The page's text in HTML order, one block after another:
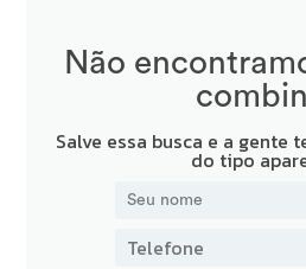
Não
Salve essa busca e a gente
do tipo